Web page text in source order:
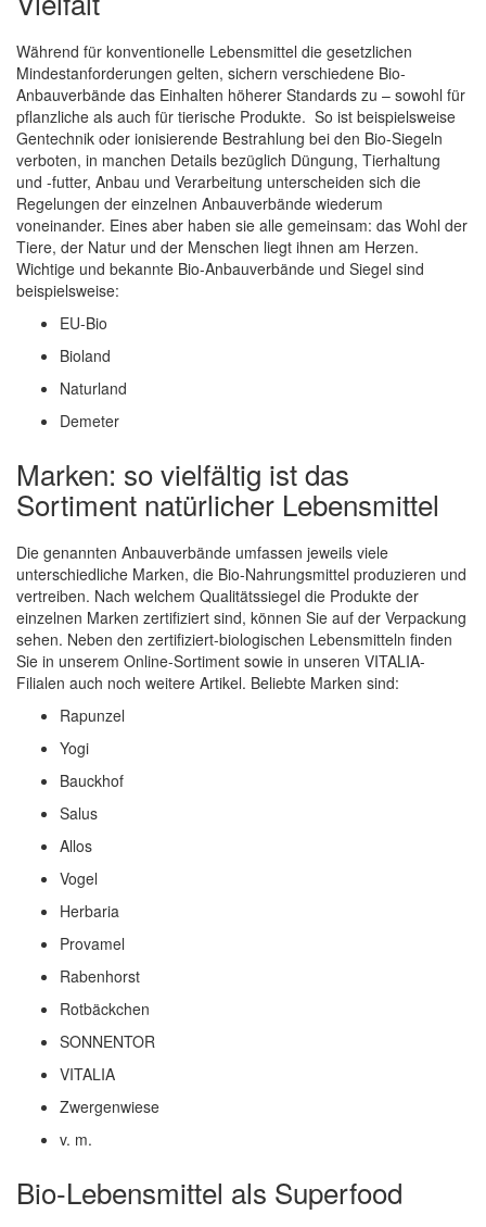
Während für konventionelle Lebensmittel die gesetzlichen
Mindestanforderungen gelten, sichern verschiedene Bio-
Anbauverbände das Einhalten höherer Standards zu – sowohl für
pflanzliche als auch für tierische Produkte. So ist beispielsweise
Gentechnik oder ionisierende Bestrahlung bei den Bio-Siegeln
verboten, in manchen Details bezüglich Düngung, Tierhaltung
und -futter, Anbau und Verarbeitung unterscheiden sich die
Regelungen der einzelnen Anbauverbände wiederum
voneinander. Eines aber haben sie alle gemeinsam: das Wohl der
Tiere, der Natur und der Menschen liegt ihnen am Herzen.
Wichtige und bekannte Bio-Anbauverbände und Siegel sind
beispielsweise:
EU-Bio
Bioland
Naturland
Demeter
Marken: so vielfältig ist das
Sortiment natürlicher Lebensmittel
Die genannten Anbauverbände umfassen jeweils viele
unterschiedliche Marken, die Bio-Nahrungsmittel produzieren und
vertreiben. Nach welchem Qualitätssiegel die Produkte der
einzelnen Marken zertifiziert sind, können Sie auf der Verpackung
sehen. Neben den zertifiziert-biologischen Lebensmitteln finden
Sie in unserem Online-Sortiment sowie in unseren VITALIA-
Filialen auch noch weitere Artikel. Beliebte Marken sind:
Rapunzel
Yogi
Bauckhof
Salus
Allos
Vogel
Herbaria
Provamel
Rabenhorst
Rotbäckchen
SONNENTOR
VITALIA
Zwergenwiese
v. m.
Bio-Lebensmittel als Superfood